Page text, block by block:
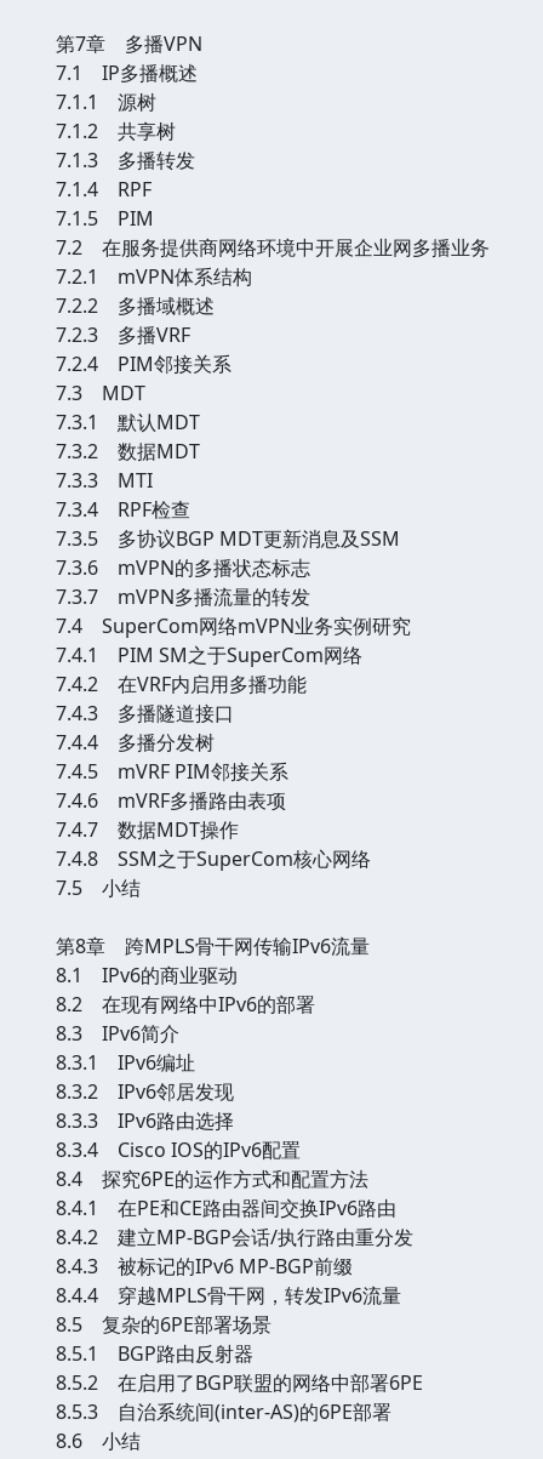
第7章 多播VPN
7.1 IP多播概述
7.1.1 源树
7.1.2 共享树
7.1.3 多播转发
7.1.4 RPF
7.1.5 PIM
7.2 在服务提供商网络环境中开展企业网多播业务
7.2.1 mVPN体系结构
7.2.2 多播域概述
7.2.3 多播VRF
7.2.4 PIM邻接关系
7.3 MDT
7.3.1 默认MDT
7.3.2 数据MDT
7.3.3 MTI
7.3.4 RPF检查
7.3.5 多协议BGP MDT更新消息及SSM
7.3.6 mVPN的多播状态标志
7.3.7 mVPN多播流量的转发
7.4 SuperCom网络mVPN业务实例研究
7.4.1 PIM SM之于SuperCom网络
7.4.2 在VRF内启用多播功能
7.4.3 多播隧道接口
7.4.4 多播分发树
7.4.5 mVRF PIM邻接关系
7.4.6 mVRF多播路由表项
7.4.7 数据MDT操作
7.4.8 SSM之于SuperCom核心网络
7.5 小结
第8章 跨MPLS骨干网传输IPv6流量
8.1 IPv6的商业驱动
8.2 在现有网络中IPv6的部署
8.3 IPv6简介
8.3.1 IPv6编址
8.3.2 IPv6邻居发现
8.3.3 IPv6路由选择
8.3.4 Cisco IOS的IPv6配置
8.4 探究6PE的运作方式和配置方法
8.4.1 在PE和CE路由器间交换IPv6路由
8.4.2 建立MP-BGP会话/执行路由重分发
8.4.3 被标记的IPv6 MP-BGP前缀
8.4.4 穿越MPLS骨干网，转发IPv6流量
8.5 复杂的6PE部署场景
8.5.1 BGP路由反射器
8.5.2 在启用了BGP联盟的网络中部署6PE
8.5.3 自治系统间(inter-AS)的6PE部署
8.6 小结